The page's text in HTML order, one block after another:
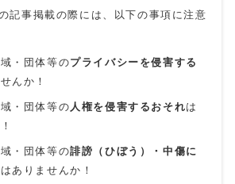
記事掲載の際には、以下の事項に注意
・団体等のプライバシーを侵害する
んか！
・団体等の 人権を侵害するおそれは
・団体等の誹謗（ひぼう）・中傷に
はありませんか！